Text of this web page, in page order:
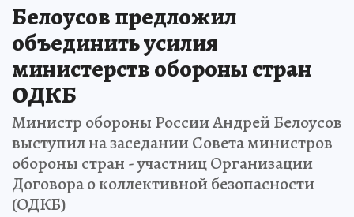
Белоусов предложил
объединить усилия
министерств обороны стран
ОДКБ
Министр обороны России Андрей Белоусов
выступил на заседании Совета министров
обороны стран - участниц Организации
Договора о коллективной безопасности
(ОДКБ)